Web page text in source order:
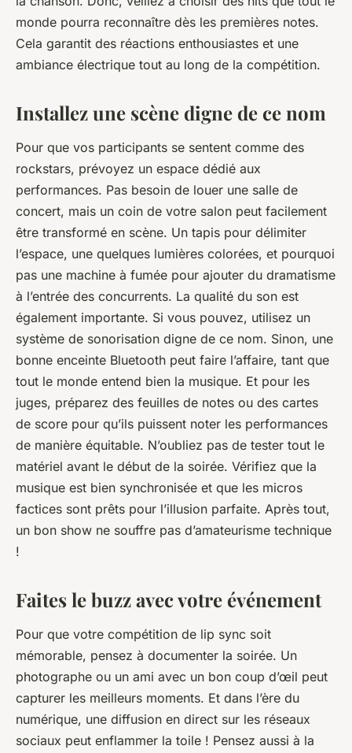
monde pourra reconnaître dès les premières notes.
Cela garantit des réactions enthousiastes et une
ambiance électrique tout au long de la compétition.
Installez une scène digne de ce nom
Pour que vos participants se sentent comme des
rockstars, prévoyez un espace dédié aux
performances. Pas besoin de louer une salle de
concert, mais un coin de votre salon peut facilement
être transformé en scène. Un tapis pour délimiter
l’espace, une quelques lumières colorées, et pourquoi
pas une machine à fumée pour ajouter du dramatisme
à l’entrée des concurrents. La qualité du son est
également importante. Si vous pouvez, utilisez un
système de sonorisation digne de ce nom. Sinon, une
bonne enceinte Bluetooth peut faire l’affaire, tant que
tout le monde entend bien la musique. Et pour les
juges, préparez des feuilles de notes ou des cartes
de score pour qu’ils puissent noter les performances
de manière équitable. N’oubliez pas de tester tout le
matériel avant le début de la soirée. Vérifiez que la
musique est bien synchronisée et que les micros
factices sont prêts pour l’illusion parfaite. Après tout,
un bon show ne souffre pas d’amateurisme technique
!
Faites le buzz avec votre événement
Pour que votre compétition de lip sync soit
mémorable, pensez à documenter la soirée. Un
photographe ou un ami avec un bon coup d’œil peut
capturer les meilleurs moments. Et dans l’ère du
numérique, une diffusion en direct sur les réseaux
sociaux peut enflammer la toile ! Pensez aussi à la